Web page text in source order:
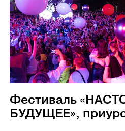
Фестиваль
БУДУЩЕЕ»,